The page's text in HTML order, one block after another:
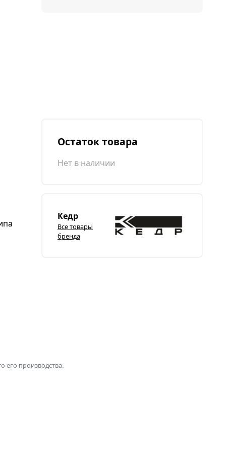
Остаток товара
Нет в наличии
Кедр
Все товары
бренда
его производства.